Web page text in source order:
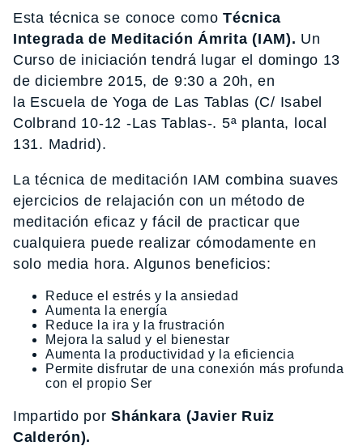
Esta técnica se conoce comoTécnica
Integrada de Meditación Ámrita (IAM). Un
Curso de iniciación tendrá lugar el domingo 13
de diciembre 2015, de 9:30 a 20h, en
la Escuela de Yoga de Las Tablas (C/ Isabel
Colbrand 10-12 -Las Tablas-. 5ª planta, local
131. Madrid).
La técnica de meditación IAM combina suaves
ejercicios de relajación con un método de
meditación eficaz y fácil de practicar que
cualquiera puede realizar cómodamente en
solo media hora. Algunos beneficios:
Reduce el estrés y la ansiedad
Aumenta la energía
Reduce la ira y la frustración
Mejora la salud y el bienestar
Aumenta la productividad y la eficiencia
Permite disfrutar de una conexión más profunda
con el propio Ser
Impartido porShánkara (Javier Ruiz
Calderón).